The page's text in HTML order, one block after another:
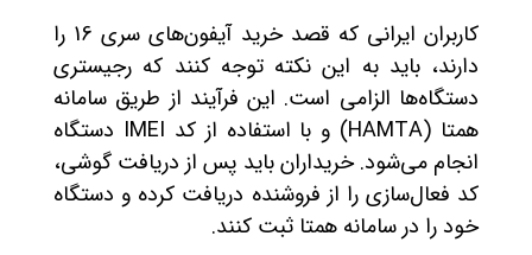
کاربران ایرانی که قصد خرید آیفون‌های سری 16 را
دارند، باید به این نکته توجه کنند که رجیستری
دستگاه‌ها الزامی است. این فرآیند از طریق سامانه
همتا (HAMTA) و با استفاده از کد IMEI دستگاه
انجام می‌شود. خریداران باید پس از دریافت گوشی،
کد فعال‌سازی را از فروشنده دریافت کرده و دستگاه
خود را در سامانه همتا ثبت کنند.